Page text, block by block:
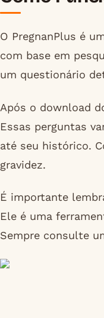
O PregnanPlus é
com base em
um questionário
Após o download
Essas perguntas
até seu histórico.
gravidez.
É importante
Ele é uma
Sempre consulte